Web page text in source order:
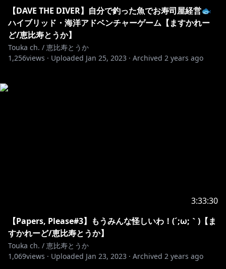
【DAVE THE DIVER】自分で釣った魚でお寿司屋経営🐟
ハイブリッド・海洋アドベンチャーゲーム【ますかれー
ど/恵比寿とうか】
Touka ch. / 恵比寿とうか
1,256views · Uploaded Jan 25, 2023 · Archived 2 years ago
3:33:30
【Papers, Please#3】もうみんな怪しいわ！(´;ω;｀)【ま
すかれーど/恵比寿とうか】
Touka ch. / 恵比寿とうか
1,069views · Uploaded Jan 23, 2023 · Archived 2 years ago